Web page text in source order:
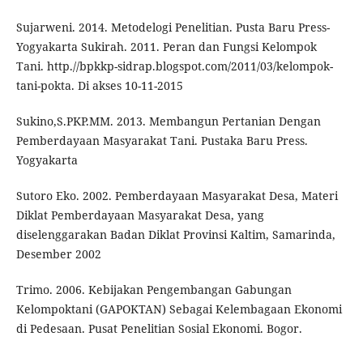
Sujarweni. 2014. Metodelogi Penelitian. Pusta Baru Press-
Yogyakarta Sukirah. 2011. Peran dan Fungsi Kelompok
Tani. http.//bpkkp-sidrap.blogspot.com/2011/03/kelompok-
tani-pokta. Di akses 10-11-2015
Sukino,S.PKP.MM. 2013. Membangun Pertanian Dengan
Pemberdayaan Masyarakat Tani. Pustaka Baru Press.
Yogyakarta
Sutoro Eko. 2002. Pemberdayaan Masyarakat Desa, Materi
Diklat Pemberdayaan Masyarakat Desa, yang
diselenggarakan Badan Diklat Provinsi Kaltim, Samarinda,
Desember 2002
Trimo. 2006. Kebijakan Pengembangan Gabungan
Kelompoktani (GAPOKTAN) Sebagai Kelembagaan Ekonomi
di Pedesaan. Pusat Penelitian Sosial Ekonomi. Bogor.